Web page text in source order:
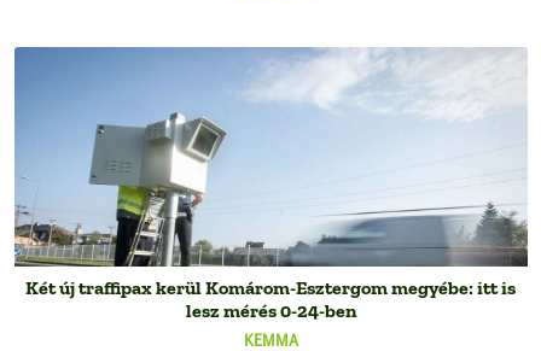
KEMMA
Két új traffipax kerül Komárom-Esztergom megyébe: itt is
lesz mérés 0-24-ben